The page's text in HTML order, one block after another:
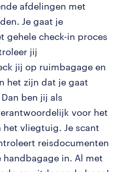
afdelingen met
Je gaat je
gehele check-in proces
jij
jij op ruimbagage en
het zijn dat je gaat
ben jij als
voor het
vliegtuig. Je scant
reisdocumenten
in. Al met